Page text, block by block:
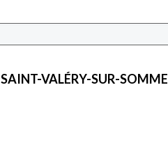
VALÉRY-SUR-SOMME